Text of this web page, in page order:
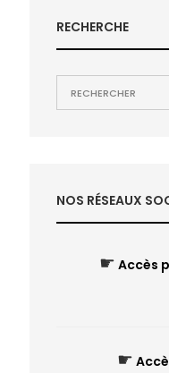
RECHERCHE
NOS RÉSEAUX
☛ Accès
☛